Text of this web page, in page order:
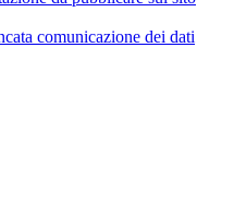
comunicazione dei dati